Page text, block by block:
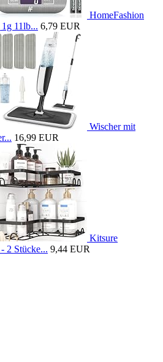
HomeFashion
11lb... 6,79 EUR
Wischer mit
16,99 EUR
Kitsure
2 Stücke... 9,44 EUR